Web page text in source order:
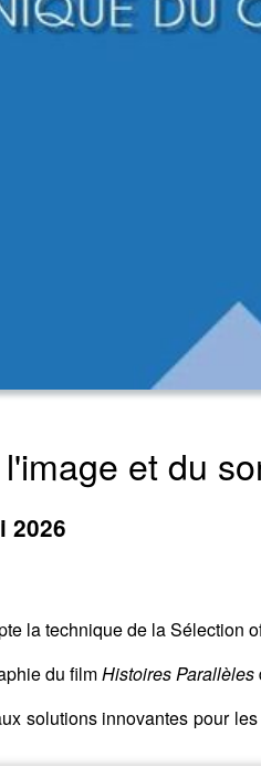
et du
2026
la technique de la Sélection
du filmHistoires Parallèles
solutions innovantes pour